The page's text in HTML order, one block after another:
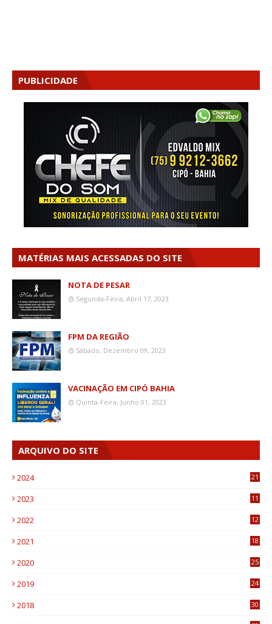
PUBLICIDADE
MATÉRIAS MAIS ACESSADAS DO SITE
NOTA DE PESAR
Segunda-Feira, Abril 17, 2023
FPM DA REGIÃO
Sábado, Dezembro 09, 2023
VACINAÇÃO EM CIPÓ BAHIA
Quinta-Feira, Junho 01, 2023
ARQUIVO DO SITE
2024 21
2023
11
2022
12
2021
18
2020
25
2019
24
2018
30